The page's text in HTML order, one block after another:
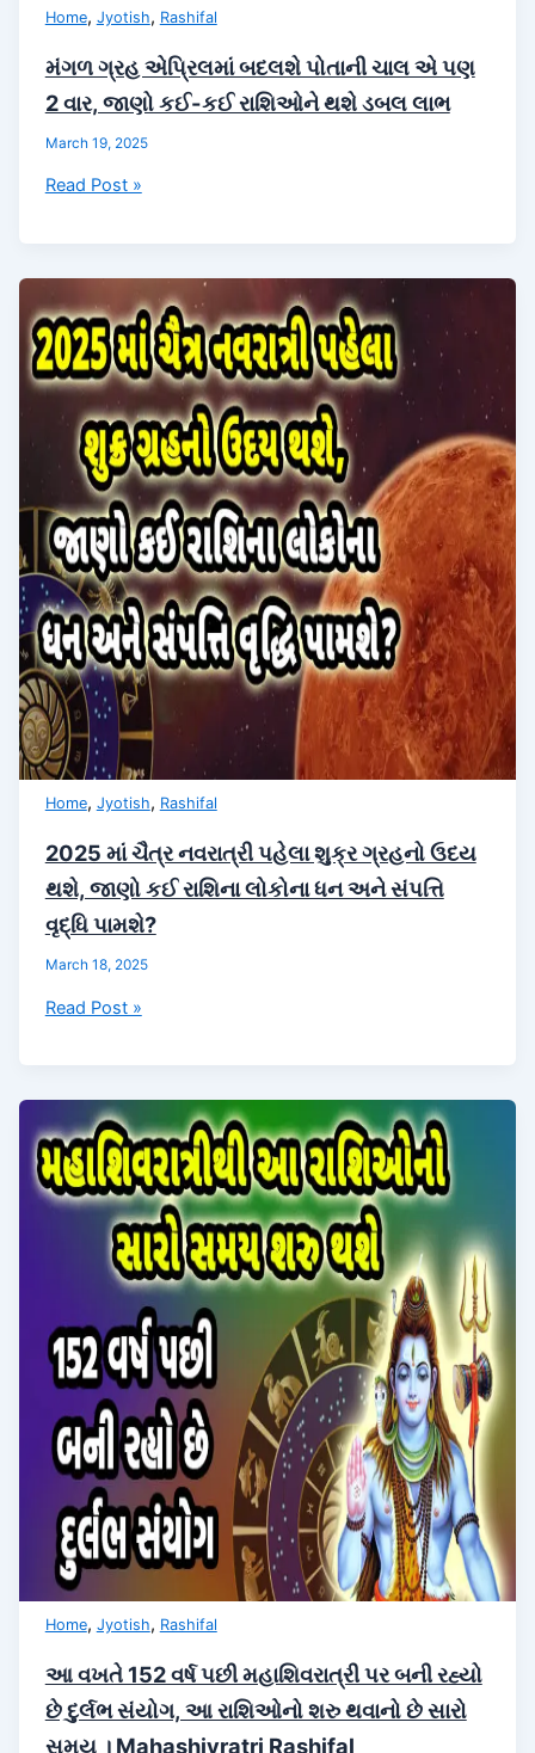
Home, Jyotish, Rashifal
મંગળ ગ્રહ એપ્રિલમાં બદલશે પોતાની ચાલ એ પણ
2 વાર, જાણો કઈ-કઈ રાશિઓને થશે ડબલ લાભ
March 19, 2025
મંગળ
ચાલ
એ
પણ
જાણો
કઈ
રાશિઓને
થશે
ડબલ
લાભ
Read Post »
Home, Jyotish, Rashifal
2025 માં ચૈત્ર નવરાત્રી પહેલા શુક્ર ગ્રહનો ઉદય
થશે, જાણો કઈ રાશિના લોકોના ધન અને સંપત્તિ
વૃદ્ધિ પામશે?
March 18, 2025
2025
પહેલા
શુક્ર
ગ્રહનો
ઉદય
રાશિના
લોકોના
ધન
સંપત્તિ
વૃદ્ધિ
પામશે?
Read Post »
Home, Jyotish, Rashifal
આ વખતે 152 વર્ષ પછી મહાશિવરાત્રી પર બની રહ્યો
છે દુર્લભ સંયોગ, આ રાશિઓનો શરુ થવાનો છે સારો
સમય । Mahashivratri Rashifal